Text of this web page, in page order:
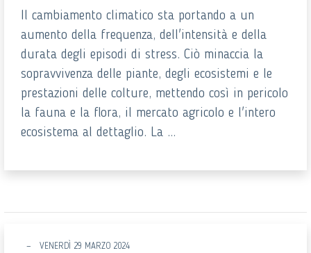
Il cambiamento climatico sta portando a un
aumento della frequenza, dell'intensità e della
durata degli episodi di stress. Ciò minaccia la
sopravvivenza delle piante, degli ecosistemi e le
prestazioni delle colture, mettendo così in pericolo
la fauna e la flora, il mercato agricolo e l'intero
ecosistema al dettaglio. La ...
VENERDÌ 29 MARZO 2024